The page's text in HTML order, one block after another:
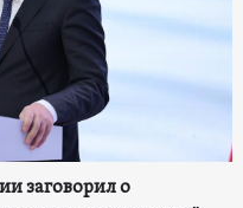
заговорил о